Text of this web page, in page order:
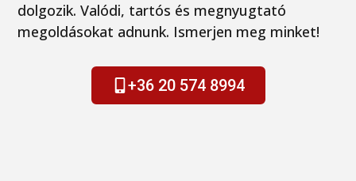
dolgozik. Valódi, tartós és megnyugtató
megoldásokat adnunk. Ismerjen meg minket!
+36 20 574 8994